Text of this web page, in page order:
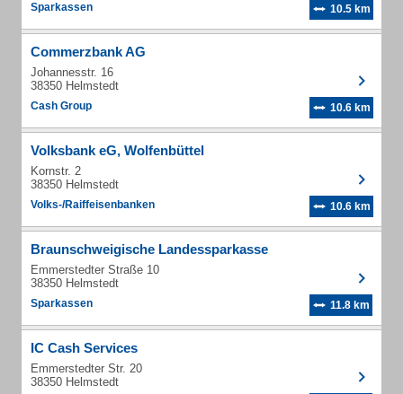
Sparkassen 10.5 km
Commerzbank AG
Johannesstr. 16
38350 Helmstedt
Cash Group 10.6 km
Volksbank eG, Wolfenbüttel
Kornstr. 2
38350 Helmstedt
Volks-/Raiffeisenbanken 10.6 km
Braunschweigische Landessparkasse
Emmerstedter Straße 10
38350 Helmstedt
Sparkassen 11.8 km
IC Cash Services
Emmerstedter Str. 20
38350 Helmstedt